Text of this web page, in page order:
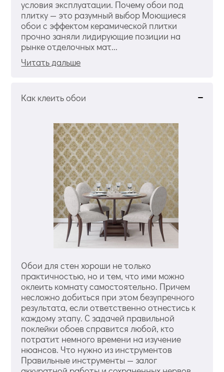
условия эксплуатации. Почему обои под
плитку — это разумный выбор Моющиеся
обои с эффектом керамической плитки
прочно заняли лидирующие позиции на
рынке отделочных мат...
Читать дальше
Как клеить обои
Обои для стен хороши не только
практичностью, но и тем, что ими можно
оклеить комнату самостоятельно. Причем
несложно добиться при этом безупречного
результата, если ответственно отнестись к
каждому этапу. С задачей правильной
поклейки обоев справится любой, кто
потратит немного времени на изучение
нюансов. Что нужно из инструментов
Правильные инструменты — залог